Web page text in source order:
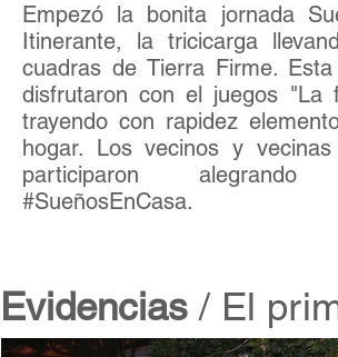
Empezó la bonita jornada
Itinerante, la tricicarga
cuadras de Tierra Firme.
disfrutaron con el juegos "La
trayendo con rapidez
hogar. Los vecinos y
participaron
#SueñosEnCasa.
Evidencias / El